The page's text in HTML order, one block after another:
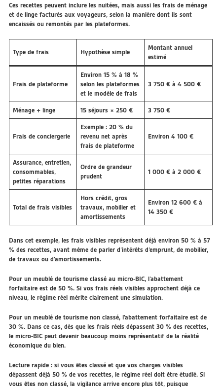
Ces recettes peuvent inclure les nuitées, mais aussi les frais de ménage
et de linge facturés aux voyageurs, selon la manière dont ils sont
encaissés ou remontés par les plateformes.
Type de frais Hypothèse simple
Montant annuel
estimé
Frais de plateforme
Environ 15 % à 18 %
selon les plateformes
et le modèle de frais
3 750 € à 4 500 €
Ménage + linge 15 séjours × 250 € 3 750 €
Frais de conciergerie
Exemple : 20 % du
revenu net après
frais de plateforme
Environ 4 100 €
Assurance, entretien,
consommables,
petites réparations
Ordre de grandeur
prudent
1 000 € à 2 000 €
Total de frais visibles
Hors crédit, gros
travaux, mobilier et
amortissements
Environ 12 600 € à
14 350 €
Dans cet exemple, les frais visibles représentent déjà environ 50 % à 57
% des recettes, avant même de parler d’intérêts d’emprunt, de mobilier,
de travaux ou d’amortissements.
Pour un meublé de tourisme classé au micro-BIC, l’abattement
forfaitaire est de 50 %. Si vos frais réels visibles approchent déjà ce
niveau, le régime réel mérite clairement une simulation.
Pour un meublé de tourisme non classé, l’abattement forfaitaire est de
30 %. Dans ce cas, dès que les frais réels dépassent 30 % des recettes,
le micro-BIC peut devenir beaucoup moins représentatif de la réalité
économique du bien.
Lecture rapide :si vous êtes classé et que vos charges visibles
dépassent déjà 50 % de vos recettes, le régime réel doit être étudié. Si
vous êtes non classé, la vigilance arrive encore plus tôt, puisque